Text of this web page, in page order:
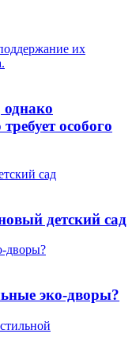
их
особого
сад
детский сад
дворы?
эко-дворы?